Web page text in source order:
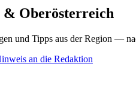
& Oberösterreich
und Tipps aus der Region —
an die Redaktion